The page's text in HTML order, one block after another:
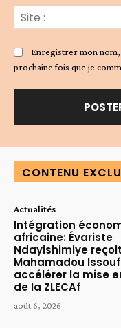
Enregistrer mon nom,
prochaine fois que je
CONTENU
Actualités
Intégration
africaine: Évariste
Ndayishimiye reçoit
Mahamadou
accélérer la mise
de la ZLECAf
août 6, 2026